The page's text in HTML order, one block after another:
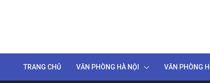
TRANG CHỦ VĂN PHÒNG HÀ NỘI VĂN PHÒNG